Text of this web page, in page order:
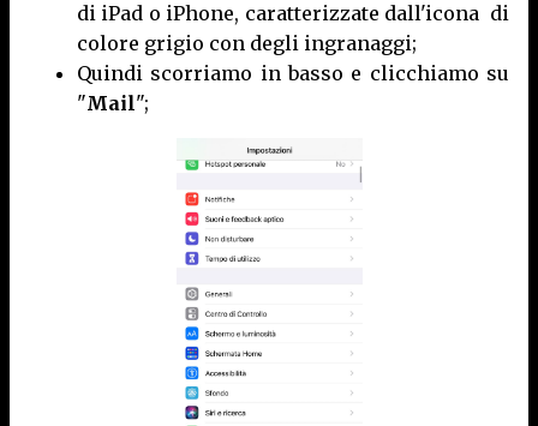
di iPad o iPhone, caratterizzate dall'icona di
colore grigio con degli ingranaggi;
Quindi scorriamo in basso e clicchiamo su
"Mail";